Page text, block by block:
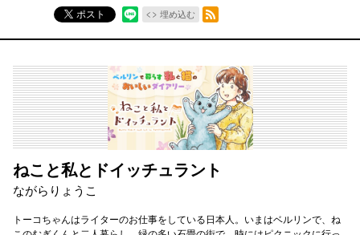
ポスト 埋め込む
RSSフィード
ねこと私とドイッチュラント
ながらりょうこ
トーコちゃんはライターのお仕事をしている日本人。いまはベルリンで、ね